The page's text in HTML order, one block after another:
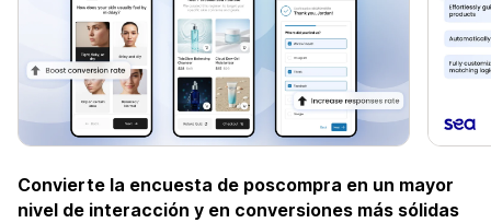
Convierte la encuesta de poscompra en un mayor
nivel de interacción y en conversiones más sólidas